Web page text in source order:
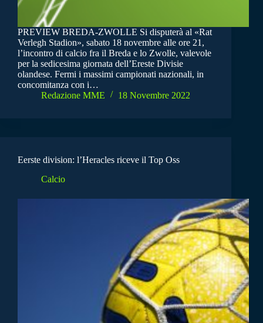
PREVIEW BREDA-ZWOLLE Si disputerà al «Rat
Verlegh Stadion», sabato 18 novembre alle ore 21,
l’incontro di calcio fra il Breda e lo Zwolle, valevole
per la sedicesima giornata dell’Ereste Divisie
olandese. Fermi i massimi campionati nazionali, in
concomitanza con i…
Redazione MME
18 Novembre 2022
Eerste division: l’Heracles riceve il Top Oss
Calcio